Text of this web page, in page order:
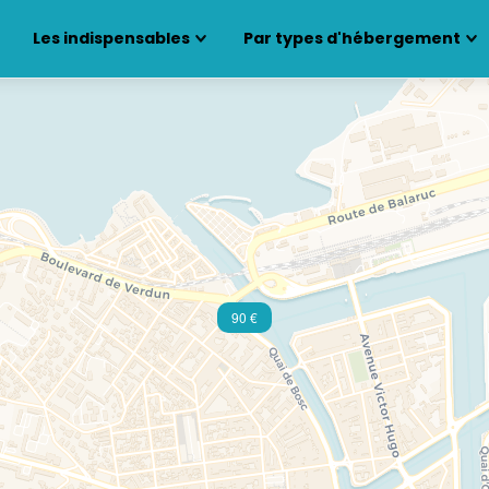
Les indispensables Par types d'hébergement
90 €